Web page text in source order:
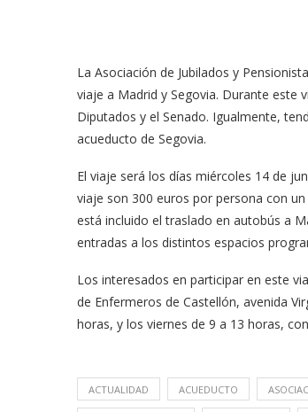
La Asociación de Jubilados y
viaje a Madrid y Segovia. Durante este
Diputados y el Senado. Igualmente,
acueducto de Segovia.
El viaje será los días miércoles 14 de
viaje son 300 euros por persona con
está incluido el traslado en autobús a
entradas a los distintos espacios
Los interesados en participar en este
de Enfermeros de Castellón, avenida
horas, y los viernes de 9 a 13 horas,
ACTUALIDAD ACUEDUCTO